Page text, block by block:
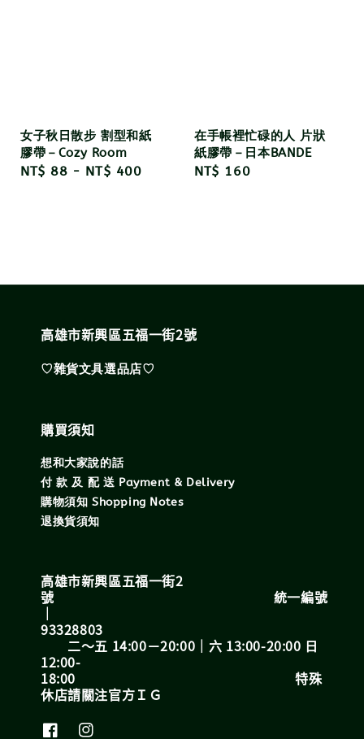
女子秋日散步 割型和紙
膠帶－Cozy Room
Regular
NT$ 88 - NT$ 400
在手帳裡忙碌的人 片狀
紙膠帶－日本BANDE
Regular
NT$ 160
高雄市新興區五福一街2號
♡雜貨文具選品店♡
購買須知
想和大家說的話
付 款 及 配 送 Payment & Delivery
購物須知 Shopping Notes
退換貨須知
高雄市新興區五福一街2
號 統一編號
｜
93328803
二～五 14:00－20:00｜六 13:00-20:00 日
12:00-
18:00 特殊
休店請關注官方ＩＧ